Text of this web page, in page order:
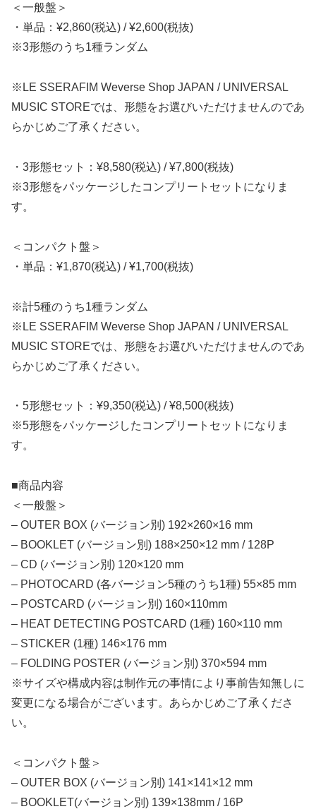
＜一般盤＞
・単品：¥2,860(税込) / ¥2,600(税抜)
※3形態のうち1種ランダム
※LE SSERAFIM Weverse Shop JAPAN / UNIVERSAL
MUSIC STOREでは、形態をお選びいただけませんのであ
らかじめご了承ください。
・3形態セット：¥8,580(税込) / ¥7,800(税抜)
※3形態をパッケージしたコンプリートセットになりま
す。
＜コンパクト盤＞
・単品：¥1,870(税込) / ¥1,700(税抜)
※計5種のうち1種ランダム
※LE SSERAFIM Weverse Shop JAPAN / UNIVERSAL
MUSIC STOREでは、形態をお選びいただけませんのであ
らかじめご了承ください。
・5形態セット：¥9,350(税込) / ¥8,500(税抜)
※5形態をパッケージしたコンプリートセットになりま
す。
■商品内容
＜一般盤＞
– OUTER BOX (バージョン別) 192×260×16 mm
– BOOKLET (バージョン別) 188×250×12 mm / 128P
– CD (バージョン別) 120×120 mm
– PHOTOCARD (各バージョン5種のうち1種) 55×85 mm
– POSTCARD (バージョン別) 160×110mm
– HEAT DETECTING POSTCARD (1種) 160×110 mm
– STICKER (1種) 146×176 mm
– FOLDING POSTER (バージョン別) 370×594 mm
※サイズや構成内容は制作元の事情により事前告知無しに
変更になる場合がございます。あらかじめご了承くださ
い。
＜コンパクト盤＞
– OUTER BOX (バージョン別) 141×141×12 mm
– BOOKLET(バージョン別) 139×138mm / 16P